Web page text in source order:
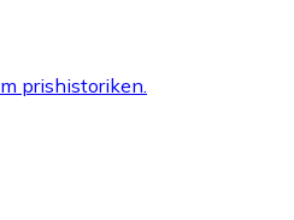
prishistoriken.